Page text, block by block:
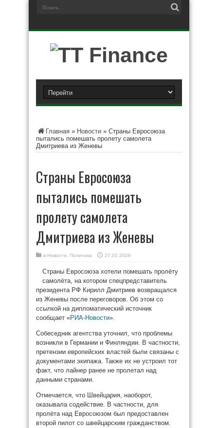
Главная » Новости » Страны Евросоюза
пытались помешать пролету самолета
Дмитриева из Женевы
Страны Евросоюза
пытались помешать
пролету самолета
Дмитриева из Женевы
в Новости Политика 27.02.2026
Страны Евросоюза хотели помешать пролёту
самолёта, на котором спецпредставитель
президента РФ Кирилл Дмитриев возвращался
из Женевы после переговоров. Об этом со
ссылкой на дипломатический источник
сообщает «РИА-Новости».
Собеседник агентства уточнил, что проблемы
возникли в Германии и Финляндии. В частности,
претензии европейских властей были связаны с
документами экипажа. Также их не устроил тот
факт, что лайнер ранее не пролетал над
данными странами.
Отмечается, что Швейцария, наоборот,
оказывала содействие. В частности, для
пролёта над Евросоюзом был предоставлен
второй пилот со швейцарским гражданством.